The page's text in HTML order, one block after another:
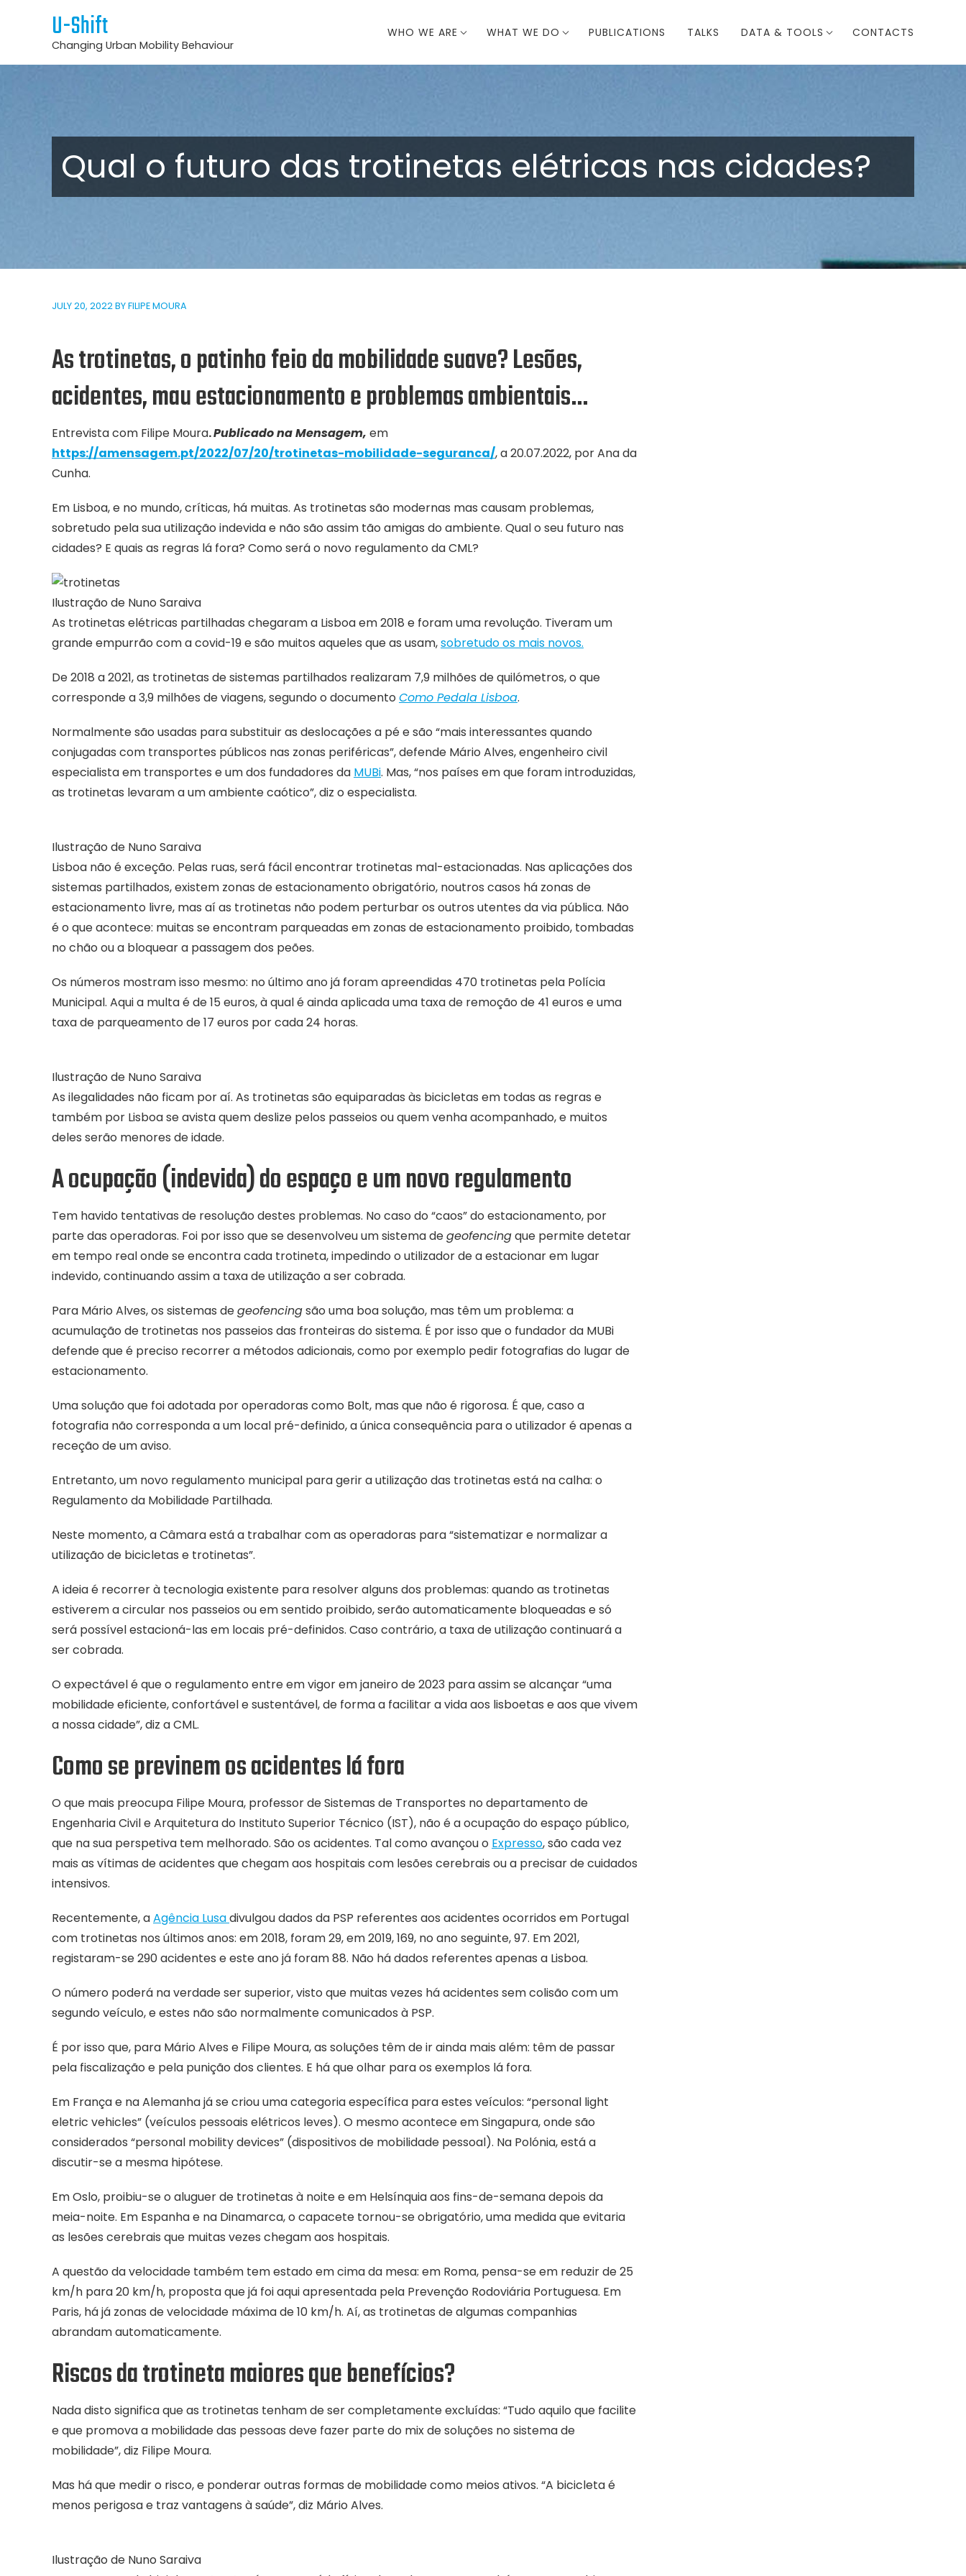
U-Shift
Changing Urban Mobility Behaviour
WHO WE ARE WHAT WE DO PUBLICATIONS TALKS DATA & TOOLS CONTACTS
Qual o futuro das trotinetas elétricas nas cidades?
JULY 20, 2022BYFILIPE MOURA
As trotinetas, o patinho feio da mobilidade suave? Lesões,
acidentes, mau estacionamento e problemas ambientais…
Entrevista com Filipe Moura.Publicado na Mensagem, em
https://amensagem.pt/2022/07/20/trotinetas-mobilidade-seguranca/, a 20.07.2022, por Ana da
Cunha.
Em Lisboa, e no mundo, críticas, há muitas. As trotinetas são modernas mas causam problemas,
sobretudo pela sua utilização indevida e não são assim tão amigas do ambiente. Qual o seu futuro nas
cidades? E quais as regras lá fora? Como será o novo regulamento da CML?
Ilustração de Nuno Saraiva
As trotinetas elétricas partilhadas chegaram a Lisboa em 2018 e foram uma revolução. Tiveram um
grande empurrão com a covid-19 e são muitos aqueles que as usam,sobretudo os mais novos.
De 2018 a 2021, as trotinetas de sistemas partilhados realizaram 7,9 milhões de quilómetros, o que
corresponde a 3,9 milhões de viagens, segundo o documento Como Pedala Lisboa.
Normalmente são usadas para substituir as deslocações a pé e são “mais interessantes quando
conjugadas com transportes públicos nas zonas periféricas”, defende Mário Alves, engenheiro civil
especialista em transportes e um dos fundadores da MUBi. Mas, “nos países em que foram introduzidas,
as trotinetas levaram a um ambiente caótico”, diz o especialista.
Ilustração de Nuno Saraiva
Lisboa não é exceção. Pelas ruas, será fácil encontrar trotinetas mal-estacionadas. Nas aplicações dos
sistemas partilhados, existem zonas de estacionamento obrigatório, noutros casos há zonas de
estacionamento livre, mas aí as trotinetas não podem perturbar os outros utentes da via pública. Não
é o que acontece: muitas se encontram parqueadas em zonas de estacionamento proibido, tombadas
no chão ou a bloquear a passagem dos peões.
Os números mostram isso mesmo: no último ano já foram apreendidas 470 trotinetas pela Polícia
Municipal. Aqui a multa é de 15 euros, à qual é ainda aplicada uma taxa de remoção de 41 euros e uma
taxa de parqueamento de 17 euros por cada 24 horas.
Ilustração de Nuno Saraiva
As ilegalidades não ficam por aí. As trotinetas são equiparadas às bicicletas em todas as regras e
também por Lisboa se avista quem deslize pelos passeios ou quem venha acompanhado, e muitos
deles serão menores de idade.
A ocupação (indevida) do espaço e um novo regulamento
Tem havido tentativas de resolução destes problemas. No caso do “caos” do estacionamento, por
parte das operadoras. Foi por isso que se desenvolveu um sistema degeofencingque permite detetar
em tempo real onde se encontra cada trotineta, impedindo o utilizador de a estacionar em lugar
indevido, continuando assim a taxa de utilização a ser cobrada.
Para Mário Alves, os sistemas degeofencingsão uma boa solução, mas têm um problema: a
acumulação de trotinetas nos passeios das fronteiras do sistema. É por isso que o fundador da MUBi
defende que é preciso recorrer a métodos adicionais, como por exemplo pedir fotografias do lugar de
estacionamento.
Uma solução que foi adotada por operadoras como Bolt, mas que não é rigorosa. É que, caso a
fotografia não corresponda a um local pré-definido, a única consequência para o utilizador é apenas a
receção de um aviso.
Entretanto, um novo regulamento municipal para gerir a utilização das trotinetas está na calha: o
Regulamento da Mobilidade Partilhada.
Neste momento, a Câmara está a trabalhar com as operadoras para “sistematizar e normalizar a
utilização de bicicletas e trotinetas”.
A ideia é recorrer à tecnologia existente para resolver alguns dos problemas: quando as trotinetas
estiverem a circular nos passeios ou em sentido proibido, serão automaticamente bloqueadas e só
será possível estacioná-las em locais pré-definidos. Caso contrário, a taxa de utilização continuará a
ser cobrada.
O expectável é que o regulamento entre em vigor em janeiro de 2023 para assim se alcançar “uma
mobilidade eficiente, confortável e sustentável, de forma a facilitar a vida aos lisboetas e aos que vivem
a nossa cidade”, diz a CML.
Como se previnem os acidentes lá fora
O que mais preocupa Filipe Moura, professor de Sistemas de Transportes no departamento de
Engenharia Civil e Arquitetura do Instituto Superior Técnico (IST), não é a ocupação do espaço público,
que na sua perspetiva tem melhorado. São os acidentes. Tal como avançou o Expresso, são cada vez
mais as vítimas de acidentes que chegam aos hospitais com lesões cerebrais ou a precisar de cuidados
intensivos.
Recentemente, aAgência Lusadivulgou dados da PSP referentes aos acidentes ocorridos em Portugal
com trotinetas nos últimos anos: em 2018, foram 29, em 2019, 169, no ano seguinte, 97. Em 2021,
registaram-se 290 acidentes e este ano já foram 88. Não há dados referentes apenas a Lisboa.
O número poderá na verdade ser superior, visto que muitas vezes há acidentes sem colisão com um
segundo veículo, e estes não são normalmente comunicados à PSP.
É por isso que, para Mário Alves e Filipe Moura, as soluções têm de ir ainda mais além: têm de passar
pela fiscalização e pela punição dos clientes. E há que olhar para os exemplos lá fora.
Em França e na Alemanha já se criou uma categoria específica para estes veículos: “personal light
eletric vehicles” (veículos pessoais elétricos leves). O mesmo acontece em Singapura, onde são
considerados “personal mobility devices” (dispositivos de mobilidade pessoal). Na Polónia, está a
discutir-se a mesma hipótese.
Em Oslo, proibiu-se o aluguer de trotinetas à noite e em Helsínquia aos fins-de-semana depois da
meia-noite. Em Espanha e na Dinamarca, o capacete tornou-se obrigatório, uma medida que evitaria
as lesões cerebrais que muitas vezes chegam aos hospitais.
A questão da velocidade também tem estado em cima da mesa: em Roma, pensa-se em reduzir de 25
km/h para 20 km/h, proposta que já foi aqui apresentada pela Prevenção Rodoviária Portuguesa. Em
Paris, há já zonas de velocidade máxima de 10 km/h. Aí, as trotinetas de algumas companhias
abrandam automaticamente.
Riscos da trotineta maiores que benefícios?
Nada disto significa que as trotinetas tenham de ser completamente excluídas: “Tudo aquilo que facilite
e que promova a mobilidade das pessoas deve fazer parte do mix de soluções no sistema de
mobilidade”, diz Filipe Moura.
Mas há que medir o risco, e ponderar outras formas de mobilidade como meios ativos. “A bicicleta é
menos perigosa e traz vantagens à saúde”, diz Mário Alves.
Ilustração de Nuno Saraiva